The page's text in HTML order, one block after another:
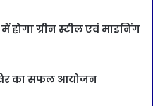
में होगा ग्रीन स्टील एवं माइनिंग
का सफल आयोजन